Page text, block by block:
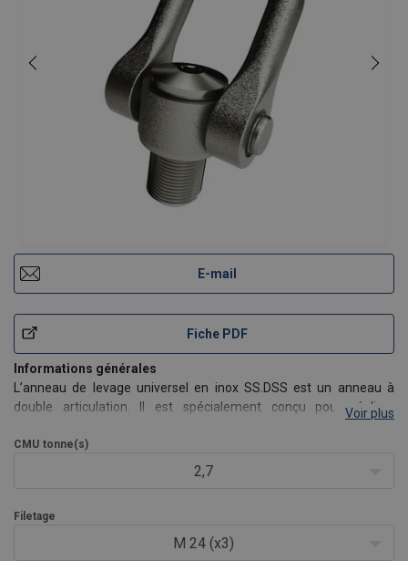
E-mail
Fiche PDF
Informations générales
L’anneau de levage universel en inox SS.DSS est un anneau à
double articulation. Il est spécialement conçu pour réaliser
assure un alignement parfait avec l’élingue.
Le modèle SS.DSS est composé d’un anneau
Voir plus
CMU tonne(s)
2,7
Filetage
M 24 (x3)